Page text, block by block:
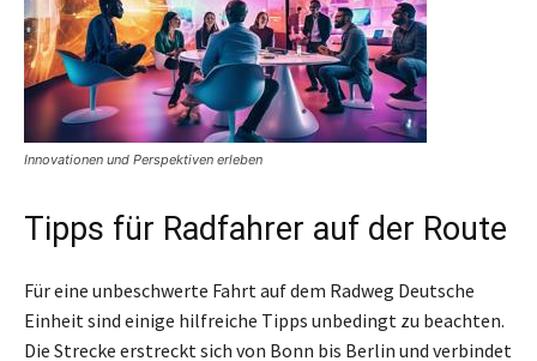
Innovationen und Perspektiven erleben
Tipps für Radfahrer auf der Route
Für eine unbeschwerte Fahrt auf dem Radweg Deutsche
Einheit sind einige hilfreiche Tipps unbedingt zu beachten.
Die Strecke erstreckt sich von Bonn bis Berlin und verbindet